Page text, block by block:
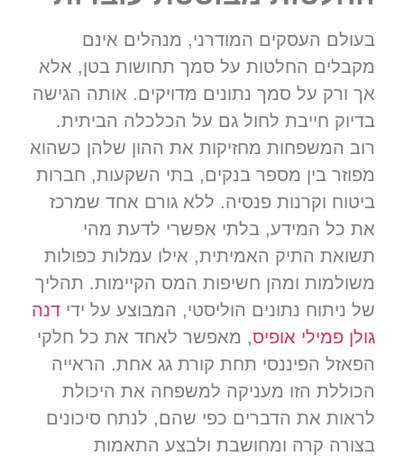
בעולם העסקים המודרני, מנהלים אינם
מקבלים החלטות על סמך תחושות בטן, אלא
אך ורק על סמך נתונים מדויקים. אותה הגישה
בדיוק חייבת לחול גם על הכלכלה הביתית.
רוב המשפחות מחזיקות את ההון שלהן כשהוא
מפוזר בין מספר בנקים, בתי השקעות, חברות
ביטוח וקרנות פנסיה. ללא גורם אחד שמרכז
את כל המידע, בלתי אפשרי לדעת מהי
תשואת התיק האמיתית, אילו עמלות כפולות
משולמות ומהן חשיפות המס הקיימות. תהליך
של ניתוח נתונים הוליסטי, המבוצע על ידידנה
גולן פמילי אופיס, מאפשר לאחד את כל חלקי
הפאזל הפיננסי תחת קורת גג אחת. הראייה
הכוללת הזו מעניקה למשפחה את היכולת
לראות את הדברים כפי שהם, לנתח סיכונים
בצורה קרה ומחושבת ולבצע התאמות